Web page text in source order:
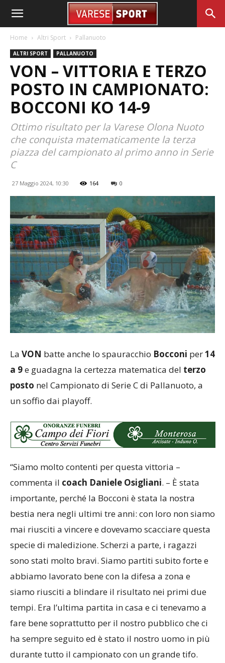
Home Altri Sport Pallanuoto
ALTRI SPORT PALLANUOTO
VON – VITTORIA E TERZO
POSTO IN CAMPIONATO:
BOCCONI KO 14-9
Ottimo risultato per la Varese Olona Nuoto
che conquista matematicamente la terza
piazza del campionato al primo anno in Serie
C
27 Maggio 2024, 10:30 164 0
La VON batte anche lo spauracchio Bocconi per14
a 9e guadagna la certezza matematica del terzo
posto nel Campionato di Serie C di Pallanuoto, a
un soffio dai playoff.
“Siamo molto contenti per questa vittoria –
commenta il coach Daniele Osigliani. – È stata
importante, perché la Bocconi è stata la nostra
bestia nera negli ultimi tre anni: con loro non siamo
mai riusciti a vincere e dovevamo scacciare questa
specie di maledizione. Scherzi a parte, i ragazzi
sono stati molto bravi. Siamo partiti subito forte e
abbiamo lavorato bene con la difesa a zona e
siamo riusciti a blindare il risultato nei primi due
tempi. Era l’ultima partita in casa e ci tenevamo a
fare bene soprattutto per il nostro pubblico che ci
ha sempre seguito ed è stato il nostro uomo in più
durante tutto il campionato con un grande tifo.